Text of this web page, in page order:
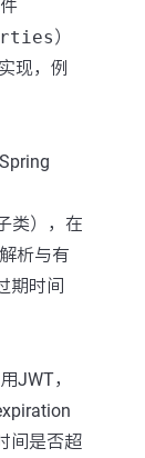
）
现，例
类），在
析与有
期时间
JWT，
间是否超